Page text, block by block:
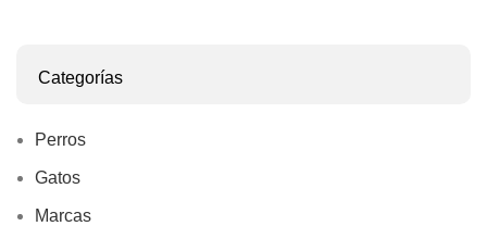
Categorías
Perros
Gatos
Marcas